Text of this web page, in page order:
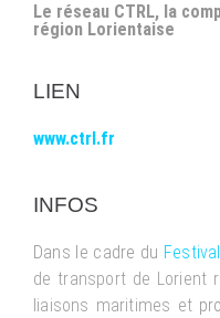
Le réseau CTRL, la
région Lorientaise
LIEN
www.ctrl.fr
INFOS
Dans le cadre du
de transport de Lorient
liaisons maritimes et